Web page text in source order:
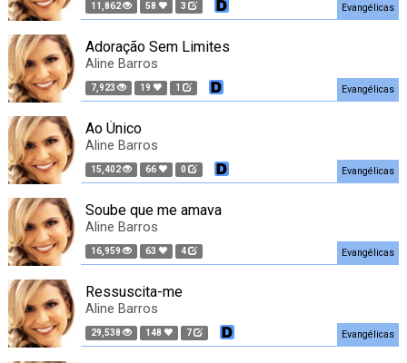
11,862 58 3 Evangélicas
Adoração Sem Limites
Aline Barros
7,923 19 1 Evangélicas
Ao Único
Aline Barros
15,402 66 0 Evangélicas
Soube que me amava
Aline Barros
16,959 63 4 Evangélicas
Ressuscita-me
Aline Barros
29,538 148 7 Evangélicas